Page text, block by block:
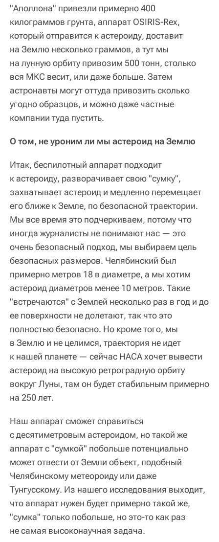
"Аполлона" привезли примерно 400
килограммов грунта, аппарат OSIRIS-Rex,
который отправится к астероиду, доставит
на Землю несколько граммов, а тут мы
на лунную орбиту привозим 500 тонн, столько
вся МКС весит, или даже больше. Затем
астронавты могут оттуда привозить сколько
угодно образцов, и можно даже частные
компании туда пустить.
О том, не уроним ли мы астероид на Землю
Итак, беспилотный аппарат подходит
к астероиду, разворачивает свою "сумку",
захватывает астероид и медленно перемещает
его ближе к Земле, по безопасной траектории.
Мы все время это подчеркиваем, потому что
иногда журналисты не понимают нас — это
очень безопасный подход, мы выбираем цель
безопасных размеров. Челябинский был
примерно метров 18 в диаметре, а мы хотим
астероид диаметров менее 10 метров. Такие
"встречаются" с Землей несколько раз в год и до
ее поверхности не долетают, так что это
полностью безопасно. Но кроме того, мы
в Землю и не целимся, траектория не идет
к нашей планете — сейчас НАСА хочет вывести
астероид на высокую ретроградную орбиту
вокруг Луны, там он будет стабильным примерно
на 250 лет.
Наш аппарат сможет справиться
с десятиметровым астероидом, но такой же
аппарат с "сумкой" побольше потенциально
может отвести от Земли объект, подобный
Челябинскому метеороиду или даже
Тунгусскому. Из нашего исследования выходит,
что аппарат нужен будет примерно такой же,
"сумка" только побольше, но это-то как раз
не самая высоконаучная задача.